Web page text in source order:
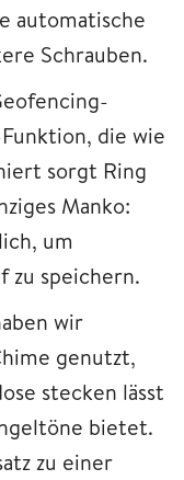
automatische
Schrauben.
die wie
sorgt Ring
Manko:
um
zu speichern.
wir
genutzt,
stecken lässt
bietet.
zu einer